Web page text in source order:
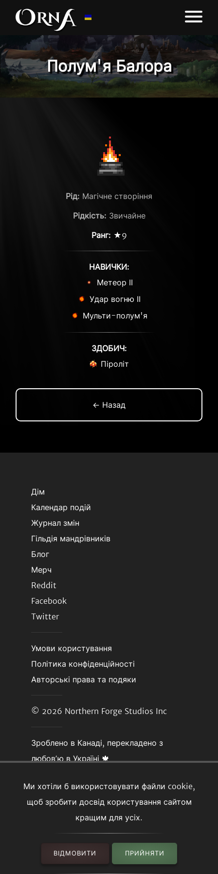
Полум'я Балора
Ми хотіли б використовувати файли cookie,
щоб зробити досвід користування сайтом
кращим для усіх.
ВІДМОВИТИ ПРИЙНЯТИ
Рід: Магічне створіння
Рідкість: Звичайне
Ранг: ★9
НАВИЧКИ:
Метеор ІІ
Удар вогню ІІ
Мульти-полум'я
ЗДОБИЧ:
Піроліт
← Назад
Дім
Календар подій
Журнал змін
Гільдія мандрівників
Блог
Мерч
Reddit
Facebook
Twitter
Умови користування
Політика конфіденційності
Авторські права та подяки
© 2026 Northern Forge Studios Inc
Зроблено в Канаді, перекладено з
любовʼю в Україні 🍁